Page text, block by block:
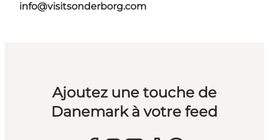
info@visitsonderborg.com
Ajoutez une touche de
Danemark à votre feed